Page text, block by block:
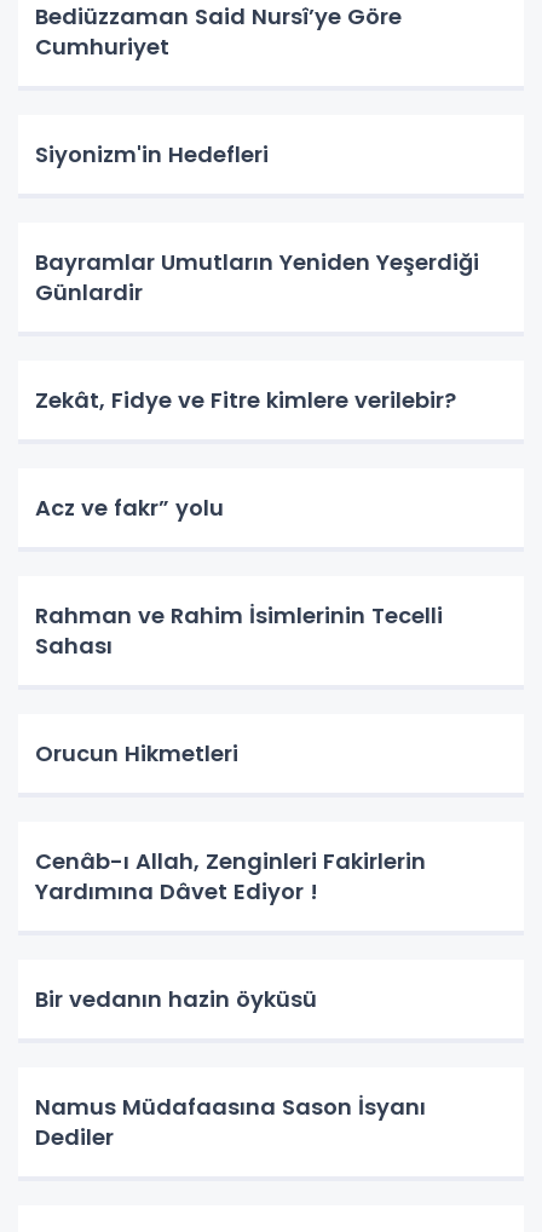
Bediüzzaman Said Nursî’ye Göre
Cumhuriyet
Siyonizm'in Hedefleri
Bayramlar Umutların Yeniden Yeşerdiği
Günlardir
Zekât, Fidye ve Fitre kimlere verilebir?
Acz ve fakr” yolu
Rahman ve Rahim İsimlerinin Tecelli
Sahası
Orucun Hikmetleri
Cenâb-ı Allah, Zenginleri Fakirlerin
Yardımına Dâvet Ediyor !
Bir vedanın hazin öyküsü
Namus Müdafaasına Sason İsyanı
Dediler